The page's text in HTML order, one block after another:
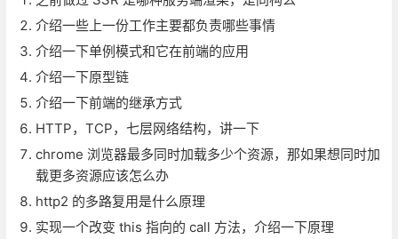
介绍一些上一份工作主要都负责哪些事情
介绍一下单例模式和它在前端的应用
介绍一下原型链
介绍一下前端的继承方式
HTTP，TCP，七层网络结构，讲一下
chrome 浏览器最多同时加载多少个资源，那如果想同时加
载更多资源应该怎么办
http2 的多路复用是什么原理
实现一个改变 this 指向的 call 方法，介绍一下原理